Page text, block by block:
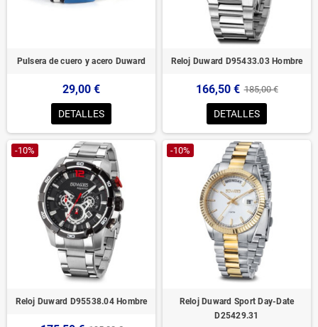
Pulsera de cuero y acero Duward
29,00 €
DETALLES
Reloj Duward D95433.03 Hombre
166,50 € 185,00 €
DETALLES
-10%
Reloj Duward D95538.04 Hombre
-10%
Reloj Duward Sport Day-Date
D25429.31